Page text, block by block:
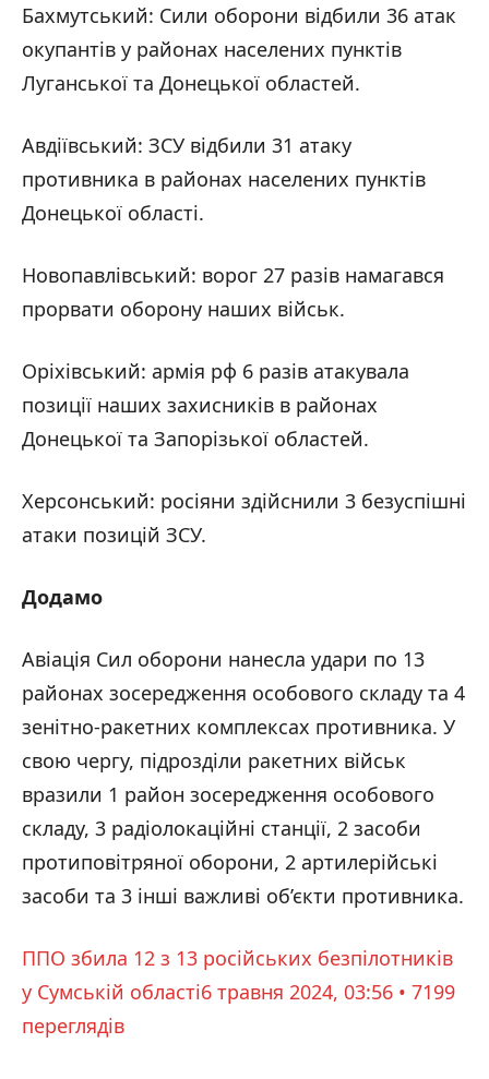
Бахмутський: Сили оборони відбили 36 атак
окупантів у районах населених пунктів
Луганської та Донецької областей.
Авдіївський: ЗСУ відбили 31 атаку
противника в районах населених пунктів
Донецької області.
Новопавлівський: ворог 27 разів намагався
прорвати оборону наших військ.
Оріхівський: армія рф 6 разів атакувала
позиції наших захисників в районах
Донецької та Запорізької областей.
Херсонський: росіяни здійснили 3 безуспішні
атаки позицій ЗСУ.
Додамо
Авіація Сил оборони нанесла удари по 13
районах зосередження особового складу та 4
зенітно-ракетних комплексах противника. У
свою чергу, підрозділи ракетних військ
вразили 1 район зосередження особового
складу, 3 радіолокаційні станції, 2 засоби
протиповітряної оборони, 2 артилерійські
засоби та 3 інші важливі об’єкти противника.
ППО збила 12 з 13 російських безпілотників
у Сумській області6 травня 2024, 03:56 • 7199
переглядiв